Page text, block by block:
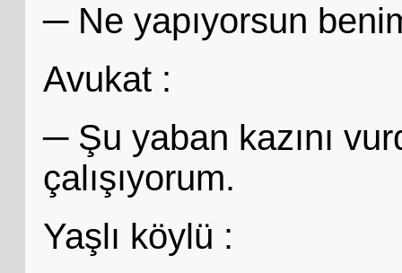
─ Ne yapıyorsun
Avukat :
─ Şu yaban kazını
çalışıyorum.
Yaşlı köylü :